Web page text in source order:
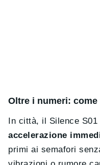
Oltre i numeri:
In città, il Silence
accelerazione
primi ai semafori